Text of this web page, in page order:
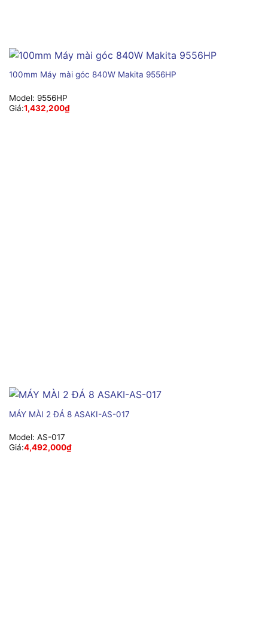
100mm Máy mài góc 840W Makita 9556HP
Model: 9556HP
Giá:1,432,200₫
MÁY MÀI 2 ĐÁ 8 ASAKI-AS-017
Model: AS-017
Giá:4,492,000₫